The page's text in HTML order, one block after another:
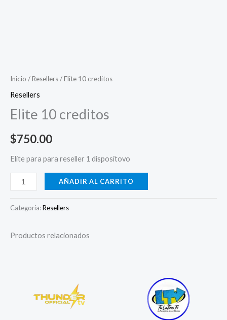
Inicio /Resellers/ Elite 10 creditos
Resellers
Elite 10 creditos
$750.00
Elite para para reseller 1 dispositovo
AÑADIR AL CARRITO
Categoría:Resellers
Productos relacionados